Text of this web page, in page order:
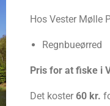
Hos Vester Mølle
Regnbueørred
Pris for at fiske i
Det koster 60 kr.